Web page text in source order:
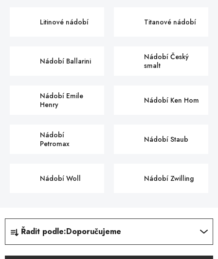
Litinové nádobí Titanové nádobí
Nádobí Ballarini
Nádobí Český
smalt
Nádobí Emile
Henry
Nádobí Ken Hom
Nádobí
Petromax
Nádobí Staub
Nádobí Woll Nádobí Zwilling
Ř
z
Řadit podle:Doporučujeme